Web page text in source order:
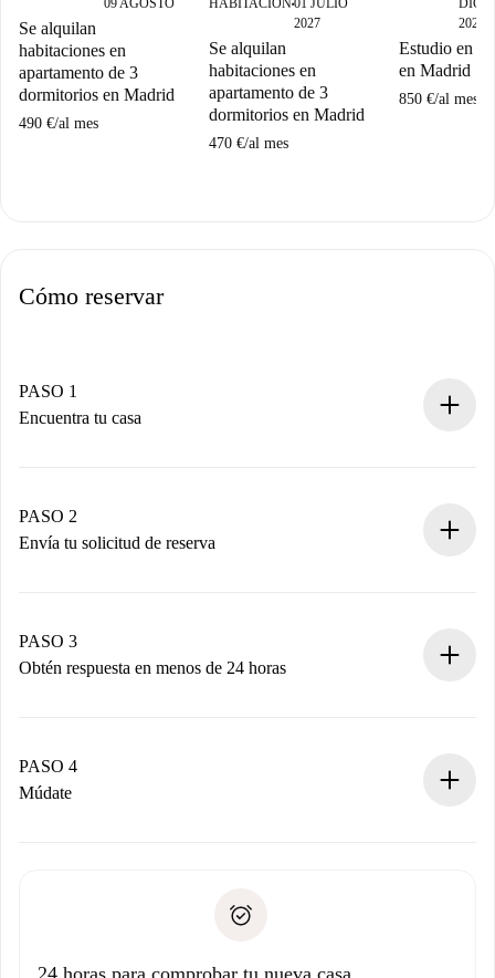
09 AGOSTO
Se alquilan
habitaciones en
apartamento de 3
dormitorios en Madrid
490 €/al mes
HABITACIÓN ■01 JULIO
2027
Se alquilan
habitaciones en
apartamento de 3
dormitorios en Madrid
470 €/al mes
2027
Estudio en
en Madrid
850 €/al mes
Cómo reservar
PASO 1
Encuentra tu casa
Tienes toda la información necesaria por adelantado.
PASO 2
Envía tu solicitud de reserva
propietario acepte.
PASO 3
Obtén respuesta en menos de 24 horas
contacto con el propietario.
Si es rechazada: No te haremos ningún cargo y te
Prueba de solvencia
PASO 4
Múdate
no nos comunicas ningún problema.
24 horas para comprobar tu nueva casa